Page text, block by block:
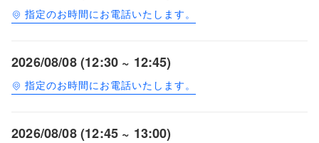
指定のお時間にお電話いたします。
2026/08/08 (12:30 ~ 12:45)
指定のお時間にお電話いたします。
2026/08/08 (12:45 ~ 13:00)